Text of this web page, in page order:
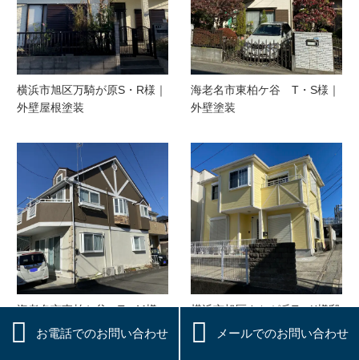
横浜市旭区万騎が原S・R様｜
外壁屋根塗装
海老名市東柏ケ谷 T・S様｜
外壁塗装
海老名市東柏ケ谷 T・M様
｜外壁塗装
横浜市旭区さちが丘T・K様邸
｜外壁塗装
 お電話でのお問い合わせ  メールでのお問い合わせ